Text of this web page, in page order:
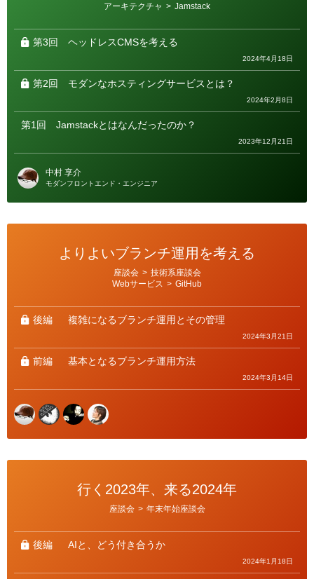
リ
ー
アーキテクチャ > Jamstack
第3回 ヘッドレスCMSを考える
2024年4月18日
第2回 モダンなホスティングサービスとは？
2024年2月8日
第1回 Jamstackとはなんだったのか？
2023年12月21日
中村 享介
モダンフロントエンド・エンジニア
よりよいブランチ運用を考える
ー
座談会 > 技術系座談会
Webサービス > GitHub
後編 複雑になるブランチ運用とその管理
2024年3月21日
前編 基本となるブランチ運用方法
2024年3月14日
行く2023年、来る2024年
リ
ー
座談会 > 年末年始座談会
後編 AIと、どう付き合うか
2024年1月18日